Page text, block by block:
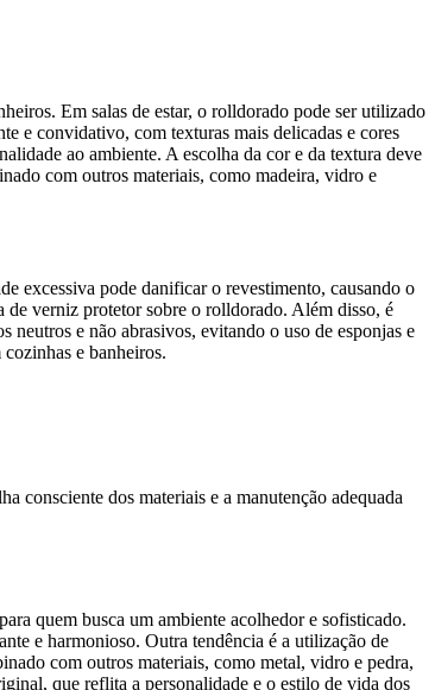
Em salas de estar, o rolldorado pode ser utilizado
e convidativo, com texturas mais delicadas e cores
ao ambiente. A escolha da cor e da textura deve
com outros materiais, como madeira, vidro e
excessiva pode danificar o revestimento, causando o
de verniz protetor sobre o rolldorado. Além disso, é
e não abrasivos, evitando o uso de esponjas e
e banheiros.
consciente dos materiais e a manutenção adequada
quem busca um ambiente acolhedor e sofisticado.
e harmonioso. Outra tendência é a utilização de
com outros materiais, como metal, vidro e pedra,
que reflita a personalidade e o estilo de vida dos